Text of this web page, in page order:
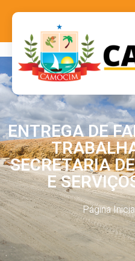
ENTREGA DE
SECRETARIA
E
Página